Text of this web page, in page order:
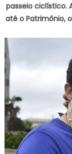
passeio ciclístico.
até o Patrimônio,